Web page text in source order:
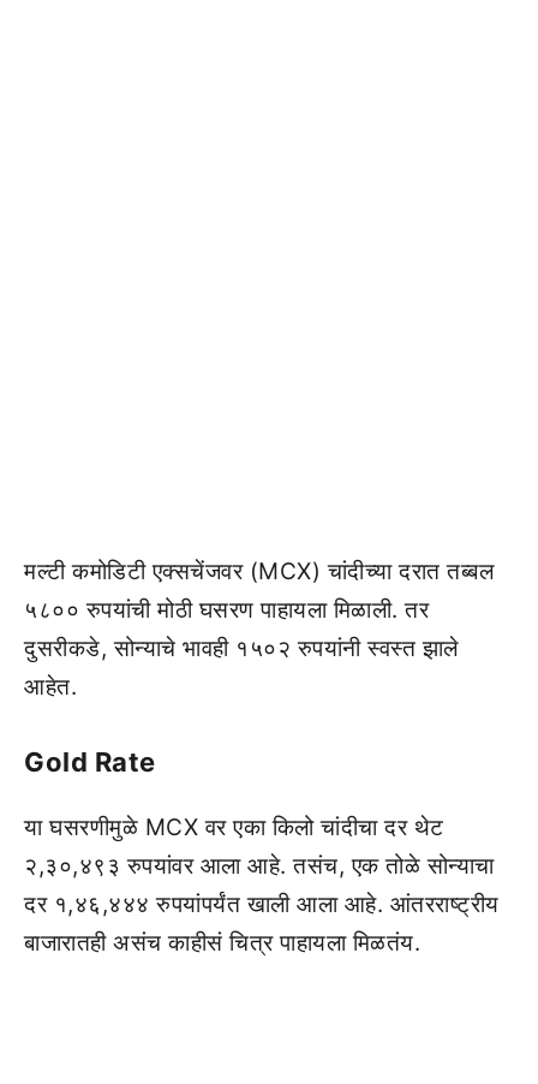
मल्टी कमोडिटी एक्सचेंजवर (MCX) चांदीच्या दरात तब्बल
५८०० रुपयांची मोठी घसरण पाहायला मिळाली. तर
दुसरीकडे, सोन्याचे भावही १५०२ रुपयांनी स्वस्त झाले
आहेत.
Gold Rate
या घसरणीमुळे MCX वर एका किलो चांदीचा दर थेट
२,३०,४९३ रुपयांवर आला आहे. तसंच, एक तोळे सोन्याचा
दर १,४६,४४४ रुपयांपर्यंत खाली आला आहे. आंतरराष्ट्रीय
बाजारातही असंच काहीसं चित्र पाहायला मिळतंय.